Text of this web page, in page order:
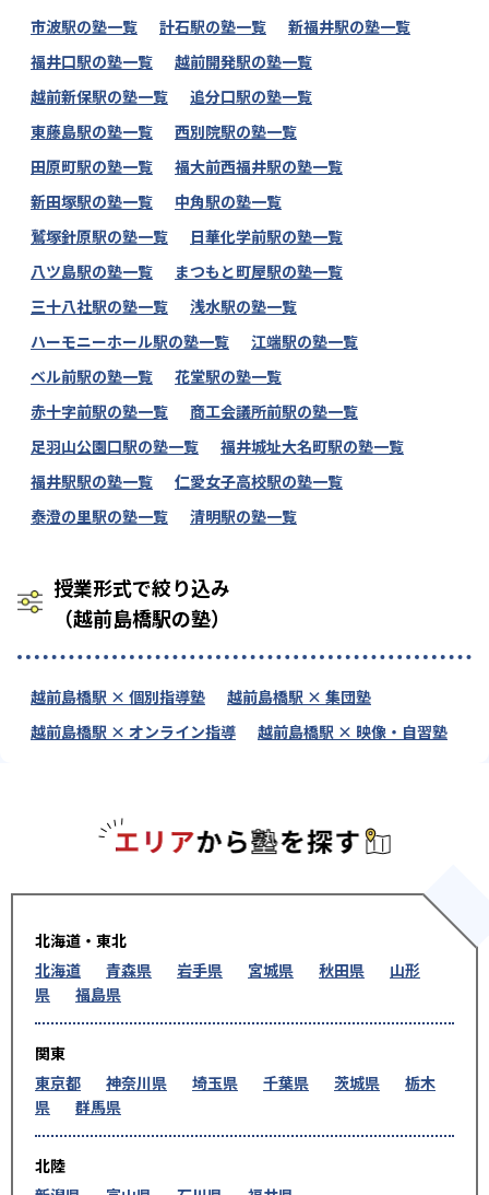
市波駅の塾一覧
計石駅の塾一覧
新福井駅の塾一覧
福井口駅の塾一覧
越前開発駅の塾一覧
越前新保駅の塾一覧
追分口駅の塾一覧
東藤島駅の塾一覧
西別院駅の塾一覧
田原町駅の塾一覧
福大前西福井駅の塾一覧
新田塚駅の塾一覧
中角駅の塾一覧
鷲塚針原駅の塾一覧
日華化学前駅の塾一覧
八ツ島駅の塾一覧
まつもと町屋駅の塾一覧
三十八社駅の塾一覧
浅水駅の塾一覧
ハーモニーホール駅の塾一覧
江端駅の塾一覧
ベル前駅の塾一覧
花堂駅の塾一覧
赤十字前駅の塾一覧
商工会議所前駅の塾一覧
足羽山公園口駅の塾一覧
福井城址大名町駅の塾一覧
福井駅駅の塾一覧
仁愛女子高校駅の塾一覧
泰澄の里駅の塾一覧
清明駅の塾一覧
授業形式で絞り込み
（越前島橋駅の塾）
越前島橋駅 × 個別指導塾
越前島橋駅 × 集団塾
越前島橋駅 × オンライン指導
越前島橋駅 × 映像・自習塾
北海道・東北
北海道
青森県 岩手県 宮城県 秋田県
山形
県
福島県
関東
東京都
神奈川県 埼玉県 千葉県 茨城県
栃木
県
群馬県
北陸